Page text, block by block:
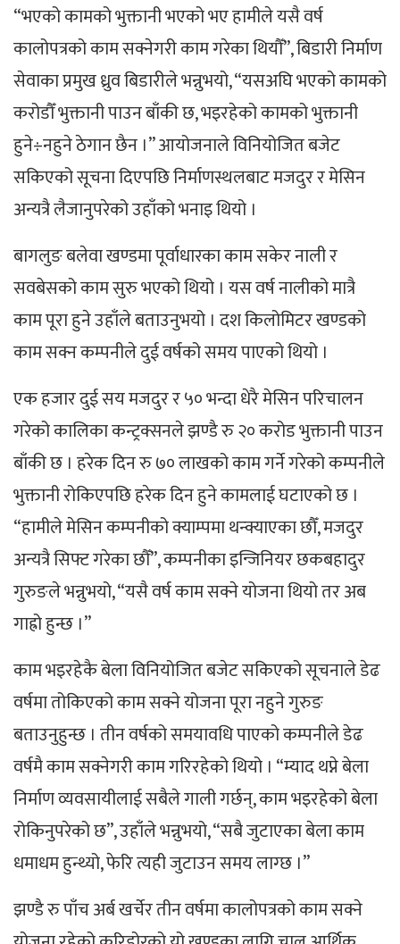
“भएको कामको भुक्तानी भएको भए हामीले यसै वर्ष
कालोपत्रको काम सक्नेगरी काम गरेका थियौँ”, बिडारी निर्माण
सेवाका प्रमुख ध्रुव बिडारीले भन्नुभयो, “यसअघि भएको कामको
करोडौँ भुक्तानी पाउन बाँकी छ, भइरहेको कामको भुक्तानी
हुने÷नहुने ठेगान छैन ।” आयोजनाले विनियोजित बजेट
सकिएको सूचना दिएपछि निर्माणस्थलबाट मजदुर र मेसिन
अन्यत्रै लैजानुपरेको उहाँको भनाइ थियो ।
बागलुङ बलेवा खण्डमा पूर्वाधारका काम सकेर नाली र
सवबेसको काम सुरु भएको थियो । यस वर्ष नालीको मात्रै
काम पूरा हुने उहाँले बताउनुभयो । दश किलोमिटर खण्डको
काम सक्न कम्पनीले दुई वर्षको समय पाएको थियो ।
एक हजार दुई सय मजदुर र ५० भन्दा धेरै मेसिन परिचालन
गरेको कालिका कन्ट्रक्सनले झण्डै रु २० करोड भुक्तानी पाउन
बाँकी छ । हरेक दिन रु ७० लाखको काम गर्ने गरेको कम्पनीले
भुक्तानी रोकिएपछि हरेक दिन हुने कामलाई घटाएको छ ।
“हामीले मेसिन कम्पनीको क्याम्पमा थन्क्याएका छौँ, मजदुर
अन्यत्रै सिफ्ट गरेका छौँ”, कम्पनीका इन्जिनियर छकबहादुर
गुरुङले भन्नुभयो, “यसै वर्ष काम सक्ने योजना थियो तर अब
गाह्रो हुन्छ ।”
काम भइरहेकै बेला विनियोजित बजेट सकिएको सूचनाले डेढ
वर्षमा तोकिएको काम सक्ने योजना पूरा नहुने गुरुङ
बताउनुहुन्छ । तीन वर्षको समयावधि पाएको कम्पनीले डेढ
वर्षमै काम सक्नेगरी काम गरिरहेको थियो । “म्याद थप्ने बेला
निर्माण व्यवसायीलाई सबैले गाली गर्छन्, काम भइरहेको बेला
रोकिनुपरेको छ”, उहाँले भन्नुभयो, “सबै जुटाएका बेला काम
धमाधम हुन्थ्यो, फेरि त्यही जुटाउन समय लाग्छ ।”
झण्डै रु पाँच अर्ब खर्चेर तीन वर्षमा कालोपत्रको काम सक्ने